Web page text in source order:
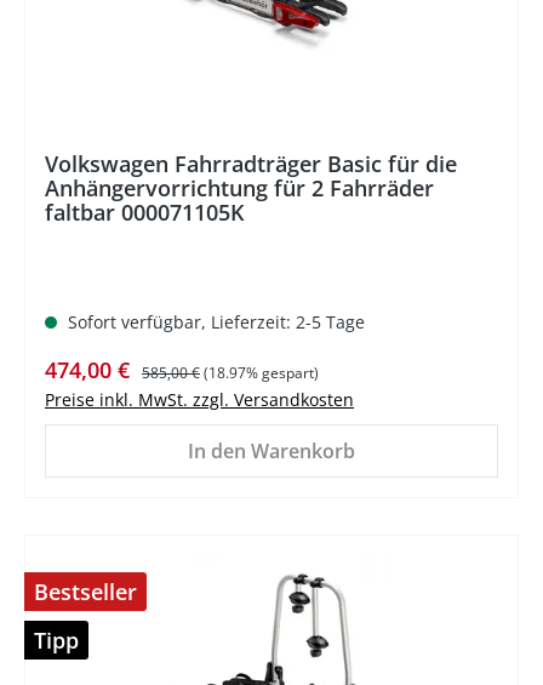
Volkswagen Fahrradträger Basic für die
Anhängervorrichtung für 2 Fahrräder
faltbar 000071105K
Sofort verfügbar, Lieferzeit: 2-5 Tage
Verkaufspreis:
474,00 € Regulärer Preis:
585,00 €(18.97% gespart)
Preise inkl. MwSt. zzgl. Versandkosten
In den Warenkorb
Bestseller
Tipp